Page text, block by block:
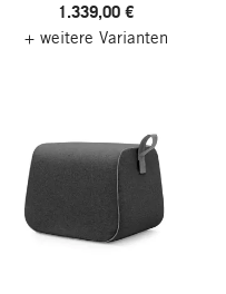
1.339,00 €
+ weitere Varianten